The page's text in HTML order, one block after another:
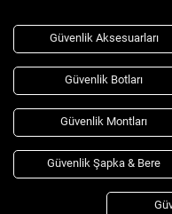
Güvenlik Aksesuarları
Güvenlik Botları
Güvenlik Montları
Güvenlik Şapka & Bere